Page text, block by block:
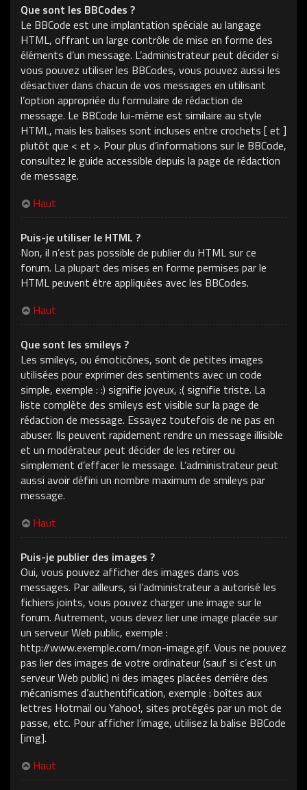
Que sont les BBCodes ?
Le BBCode est une implantation spéciale au langage
HTML, offrant un large contrôle de mise en forme des
éléments d’un message. L’administrateur peut décider si
vous pouvez utiliser les BBCodes, vous pouvez aussi les
désactiver dans chacun de vos messages en utilisant
l’option appropriée du formulaire de rédaction de
message. Le BBCode lui-même est similaire au style
HTML, mais les balises sont incluses entre crochets [ et ]
plutôt que < et >. Pour plus d’informations sur le BBCode,
consultez le guide accessible depuis la page de rédaction
de message.
Haut
Puis-je utiliser le HTML ?
Non, il n’est pas possible de publier du HTML sur ce
forum. La plupart des mises en forme permises par le
HTML peuvent être appliquées avec les BBCodes.
Haut
Que sont les smileys ?
Les smileys, ou émoticônes, sont de petites images
utilisées pour exprimer des sentiments avec un code
simple, exemple : :) signifie joyeux, :( signifie triste. La
liste complète des smileys est visible sur la page de
rédaction de message. Essayez toutefois de ne pas en
abuser. Ils peuvent rapidement rendre un message illisible
et un modérateur peut décider de les retirer ou
simplement d’effacer le message. L’administrateur peut
aussi avoir défini un nombre maximum de smileys par
message.
Haut
Puis-je publier des images ?
Oui, vous pouvez afficher des images dans vos
messages. Par ailleurs, si l’administrateur a autorisé les
fichiers joints, vous pouvez charger une image sur le
forum. Autrement, vous devez lier une image placée sur
un serveur Web public, exemple :
http://www.exemple.com/mon-image.gif. Vous ne pouvez
pas lier des images de votre ordinateur (sauf si c’est un
serveur Web public) ni des images placées derrière des
mécanismes d’authentification, exemple : boîtes aux
lettres Hotmail ou Yahoo!, sites protégés par un mot de
passe, etc. Pour afficher l’image, utilisez la balise BBCode
[img].
Haut